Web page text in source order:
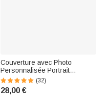
Couverture avec Photo
Personnalisée Portrait
d'Animal de Compagnie
Couverture de Canapé
Cadeau pour Anniversaire
(32)
28,00 €